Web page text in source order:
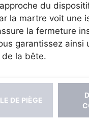
du
la martre voit une
la fermeture
garantissez
la bête.
DE PIÈGE